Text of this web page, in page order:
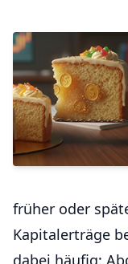
früher oder
Kapitalerträge